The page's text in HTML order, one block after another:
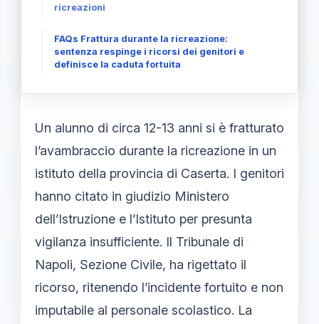
ricreazioni
FAQs Frattura durante la ricreazione:
sentenza respinge i ricorsi dei genitori e
definisce la caduta fortuita
Un alunno di circa 12-13 anni si è fratturato
l’avambraccio durante la ricreazione in un
istituto della provincia di Caserta. I genitori
hanno citato in giudizio Ministero
dell’Istruzione e l’Istituto per presunta
vigilanza insufficiente. Il Tribunale di
Napoli, Sezione Civile, ha rigettato il
ricorso, ritenendo l’incidente fortuito e non
imputabile al personale scolastico. La